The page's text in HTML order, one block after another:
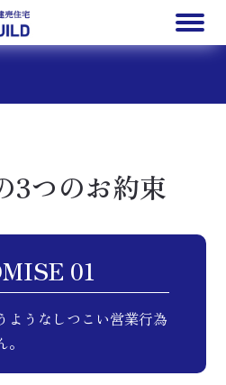
3つのお約束
01
ようなしつこい営業行為